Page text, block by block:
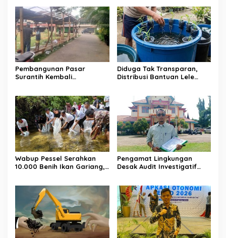
Pembangunan Pasar
Surantih Kembali
Lapangan Gadih Basanai
Diduga Tak Transparan,
Distribusi Bantuan Lele
Sorotan Warga
Wabup Pessel Serahkan
10.000 Benih Ikan Gariang,
Perairan
Pengamat Lingkungan
Desak Audit Investigatif
hingga Stockpile